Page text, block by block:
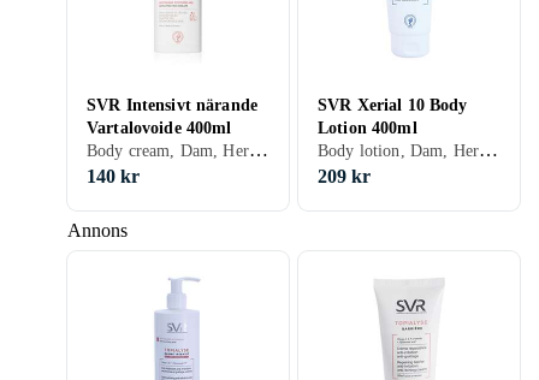
Annons
SVR Intensivt närande
Vartalovoide 400ml
Body cream, Dam, Herr, Känslig, Närande
140 kr
SVR Xerial 10 Body
Lotion 400ml
Body lotion, Dam, Herr, Normal, Blandad, Torr, Återfuktande, Närande, Dermatologiskt testad
209 kr